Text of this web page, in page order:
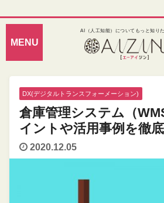
AI（人工知能）についてもっと知り
DX(デジタルトランスフォーメーション)
倉庫管理システム（
イントや活用事例を徹
2020.12.05